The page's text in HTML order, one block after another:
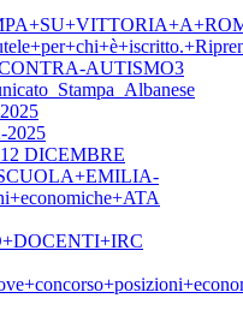
AUTISMO3
2025
DICEMBRE